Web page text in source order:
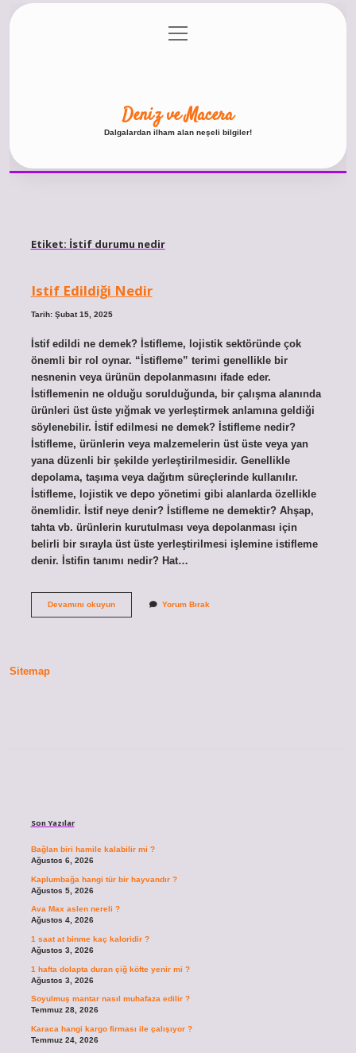
Gizlilik Politikası
menüyü
aç
Deniz ve Macera
Dalgalardan ilham alan neşeli bilgiler!
Etiket: İstif durumu nedir
Istif Edildiği Nedir
Tarih: Şubat 15, 2025
İstif edildi ne demek? İstifleme, lojistik sektöründe çok
önemli bir rol oynar. “İstifleme” terimi genellikle bir
nesnenin veya ürünün depolanmasını ifade eder.
İstiflemenin ne olduğu sorulduğunda, bir çalışma alanında
ürünleri üst üste yığmak ve yerleştirmek anlamına geldiği
söylenebilir. İstif edilmesi ne demek? İstifleme nedir?
İstifleme, ürünlerin veya malzemelerin üst üste veya yan
yana düzenli bir şekilde yerleştirilmesidir. Genellikle
depolama, taşıma veya dağıtım süreçlerinde kullanılır.
İstifleme, lojistik ve depo yönetimi gibi alanlarda özellikle
önemlidir. İstif neye denir? İstifleme ne demektir? Ahşap,
tahta vb. ürünlerin kurutulması veya depolanması için
belirli bir sırayla üst üste yerleştirilmesi işlemine istifleme
denir. İstifin tanımı nedir? Hat…
Devamını okuyunIstif
Yorum Bırak
Sitemap
Son Yazılar
Bağlan biri hamile kalabilir mi ?
Ağustos 6, 2026
Kaplumbağa hangi tür bir hayvandır ?
Ağustos 5, 2026
Ava Max aslen nereli ?
Ağustos 4, 2026
1 saat at binme kaç kaloridir ?
Ağustos 3, 2026
1 hafta dolapta duran çiğ köfte yenir mi ?
Ağustos 3, 2026
Soyulmuş mantar nasıl muhafaza edilir ?
Temmuz 28, 2026
Karaca hangi kargo firması ile çalışıyor ?
Temmuz 24, 2026